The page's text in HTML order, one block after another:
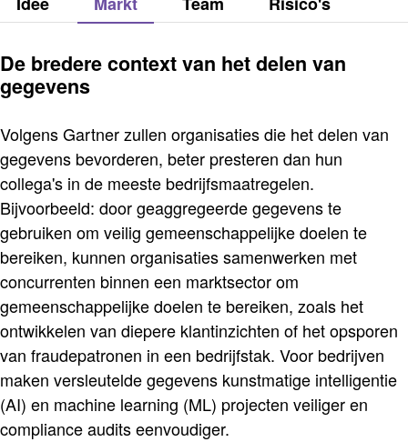
De bredere context van het delen van
gegevens
Volgens Gartner zullen organisaties die het delen van
gegevens bevorderen, beter presteren dan hun
collega's in de meeste bedrijfsmaatregelen.
Bijvoorbeeld: door geaggregeerde gegevens te
gebruiken om veilig gemeenschappelijke doelen te
bereiken, kunnen organisaties samenwerken met
concurrenten binnen een marktsector om
gemeenschappelijke doelen te bereiken, zoals het
ontwikkelen van diepere klantinzichten of het opsporen
van fraudepatronen in een bedrijfstak. Voor bedrijven
maken versleutelde gegevens kunstmatige intelligentie
(AI) en machine learning (ML) projecten veiliger en
compliance audits eenvoudiger.